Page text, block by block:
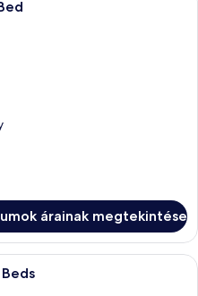
árainak megtekintése
Standard Room with 2 Double Beds